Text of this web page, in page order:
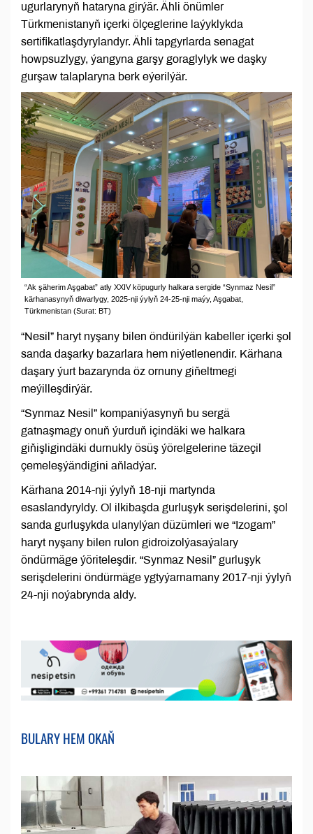
ugurlarynyň hataryna girýär. Ähli önümler
Türkmenistanyň içerki ölçeglerine laýyklykda
sertifikatlaşdyrylandyr. Ähli tapgyrlarda senagat
howpsuzlygy, ýangyna garşy goraglylyk we daşky
gurşaw talaplaryna berk eýerilýär.
“Ak şäherim Aşgabat” atly XXIV köpugurly halkara sergide “Synmaz Nesil”
kärhanasynyň diwarlygy, 2025-nji ýylyň 24-25-nji maýy, Aşgabat,
Türkmenistan (Surat: BT)
“Nesil” haryt nyşany bilen öndürilýän kabeller içerki şol
sanda daşarky bazarlara hem niýetlenendir. Kärhana
daşary ýurt bazarynda öz ornuny giňeltmegi
meýilleşdirýär.
“Synmaz Nesil” kompaniýasynyň bu sergä
gatnaşmagy onuň ýurduň içindäki we halkara
giňişligindäki durnukly ösüş ýörelgelerine täzeçil
çemeleşýändigini aňladýar.
Kärhana 2014-nji ýylyň 18-nji martynda
esaslandyryldy. Ol ilkibaşda gurluşyk serişdelerini, şol
sanda gurluşykda ulanylýan düzümleri we “Izogam”
haryt nyşany bilen rulon gidroizolýasaýalary
öndürmäge ýöriteleşdir. “Synmaz Nesil” gurluşyk
serişdelerini öndürmäge ygtyýarnamany 2017-nji ýylyň
24-nji noýabrynda aldy.
BULARY HEM OKAŇ